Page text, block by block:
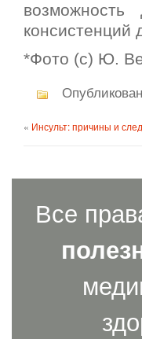
консистенций
*Фото (с) Ю.
« Инсульт: причины и
Все